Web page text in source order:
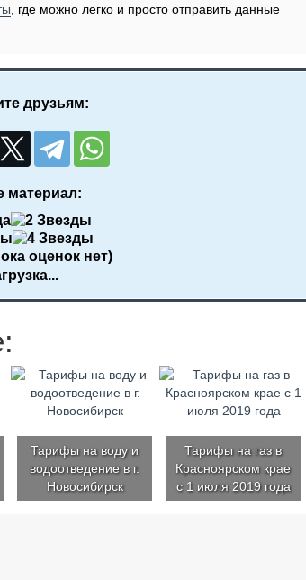
, где можно легко и просто отправить данные
друзьям:
материал:
оценок нет)
Тарифы на воду и
водоотведение в г.
Новосибирск
Тарифы на газ в
Красноярском крае
с 1 июля 2019 года